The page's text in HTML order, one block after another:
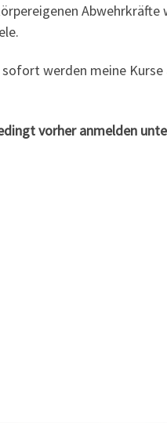
werden meine
vorher anmelden